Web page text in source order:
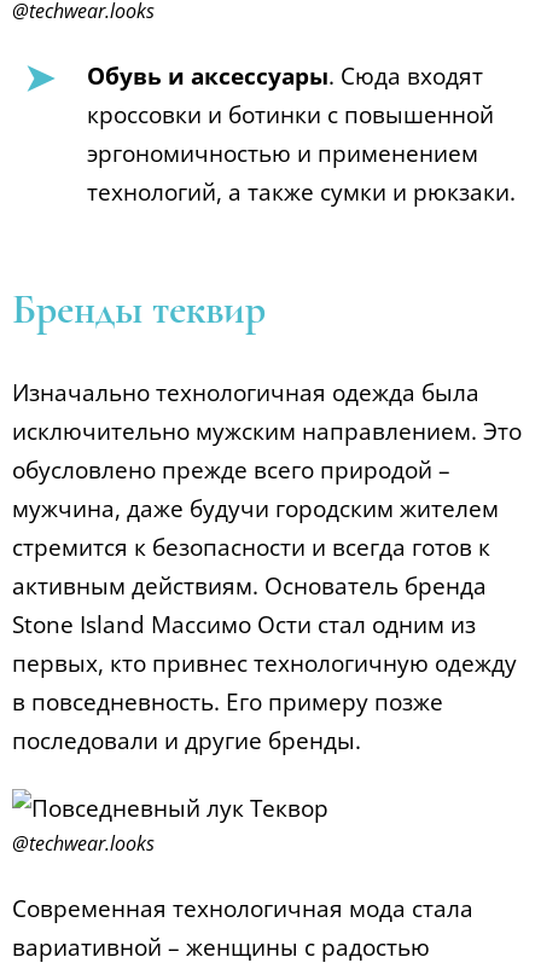
@techwear.looks
Обувь и аксессуары. Сюда входят
кроссовки и ботинки с повышенной
эргономичностью и применением
технологий, а также сумки и рюкзаки.
Бренды теквир
Изначально технологичная одежда была
исключительно мужским направлением. Это
обусловлено прежде всего природой –
мужчина, даже будучи городским жителем
стремится к безопасности и всегда готов к
активным действиям. Основатель бренда
Stone Island Массимо Ости стал одним из
первых, кто привнес технологичную одежду
в повседневность. Его примеру позже
последовали и другие бренды.
@techwear.looks
Современная технологичная мода стала
вариативной – женщины с радостью